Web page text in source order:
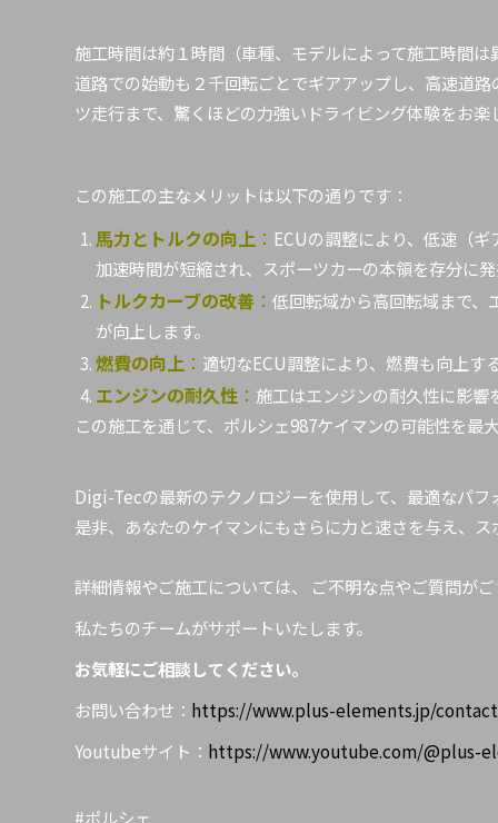
施工時間は約１時間（車種、モデルによって施工時間
道路での始動も２千回転ごとでギアアップし、高速道
ツ走行まで、驚くほどの力強いドライビング体験をお楽
この施工の主なメリットは以下の通りです：
馬力とトルクの向上： ECUの調整により、低速（
加速時間が短縮され、スポーツカーの本領を存分に発
トルクカーブの改善： 低回転域から高回転域まで、
が向上します。
燃費の向上： 適切なECU調整により、燃費も向上す
エンジンの耐久性： 施工はエンジンの耐久性に影響
この施工を通じて、ポルシェ987ケイマンの可能性を最
Digi-Tecの最新のテクノロジーを使用して、最適なパフ
是非、あなたのケイマンにもさらに力と速さを与え、ス
詳細情報やご施工については、 ご不明な点やご質問が
私たちのチームがサポートいたします。
お気軽にご相談してください。
お問い合わせ： https://www.plus-elements.jp/
Youtubeサイト： https://www.youtube.com/@plus-
#ポルシェ